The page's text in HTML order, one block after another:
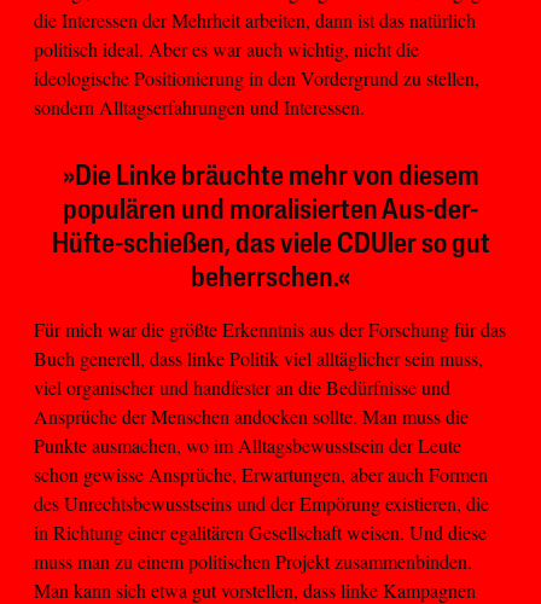
die Interessen der Mehrheit arbeiten, dann ist das natürlich
politisch ideal. Aber es war auch wichtig, nicht die
ideologische Positionierung in den Vordergrund zu stellen,
sondern Alltagserfahrungen und Interessen.
»Die Linke bräuchte mehr von diesem
populären und moralisierten Aus-der-
Hüfte-schießen, das viele CDUler so gut
beherrschen.«
Für mich war die größte Erkenntnis aus der Forschung für das
Buch generell, dass linke Politik viel alltäglicher sein muss,
viel organischer und handfester an die Bedürfnisse und
Ansprüche der Menschen andocken sollte. Man muss die
Punkte ausmachen, wo im Alltagsbewusstsein der Leute
schon gewisse Ansprüche, Erwartungen, aber auch Formen
des Unrechtsbewusstseins und der Empörung existieren, die
in Richtung einer egalitären Gesellschaft weisen. Und diese
muss man zu einem politischen Projekt zusammenbinden.
Man kann sich etwa gut vorstellen, dass linke Kampagnen